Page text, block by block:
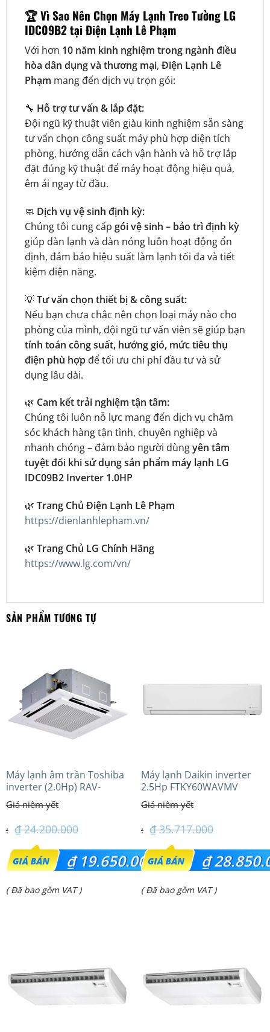
🏆Vì Sao Nên Chọn Máy Lạnh Treo Tường LG
IDC09B2 tại Điện Lạnh Lê Phạm
Với hơn 10 năm kinh nghiệm trong ngành điều
hòa dân dụng và thương mại, Điện Lạnh Lê
Phạm mang đến dịch vụ trọn gói:
🔧 Hỗ trợ tư vấn & lắp đặt:
Đội ngũ kỹ thuật viên giàu kinh nghiệm sẵn sàng
tư vấn chọn công suất máy phù hợp diện tích
phòng, hướng dẫn cách vận hành và hỗ trợ lắp
đặt đúng kỹ thuật để máy hoạt động hiệu quả,
êm ái ngay từ đầu.
🧼 Dịch vụ vệ sinh định kỳ:
Chúng tôi cung cấp gói vệ sinh – bảo trì định kỳ
giúp dàn lạnh và dàn nóng luôn hoạt động ổn
định, đảm bảo hiệu suất làm lạnh tối đa và tiết
kiệm điện năng.
💡Tư vấn chọn thiết bị & công suất:
Nếu bạn chưa chắc nên chọn loại máy nào cho
phòng của mình, đội ngũ tư vấn viên sẽ giúp bạn
tính toán công suất, hướng gió, mức tiêu thụ
điện phù hợpđể tối ưu chi phí đầu tư và sử
dụng lâu dài.
🌿 Cam kết trải nghiệm tận tâm:
Chúng tôi luôn nỗ lực mang đến dịch vụ chăm
sóc khách hàng tận tình, chuyên nghiệp và
nhanh chóng – đảm bảo người dùngyên tâm
tuyệt đối khi sử dụng sản phẩm máy lạnh LG
IDC09B2 Inverter 1.0HP
🌿 Trang Chủ Điện Lạnh Lê Phạm
https://dienlanhlepham.vn/
🌿 Trang Chủ LG Chính Hãng
https://www.lg.com/vn/
SẢN PHẨM TƯƠNG TỰ
Máy lạnh âm trần Toshiba
inverter (2.0Hp) RAV-
GV1801AP-V
₫24.200.000
Giá
gốc
là:
₫19.650.000
Giá
₫ 19.650.000.
( Đã bao gồm VAT )
Máy lạnh Daikin inverter
2.5Hp FTKY60WAVMV
₫35.717.000
Giá
gốc
là:
₫
Giá
₫ 28.850.000.
( Đã bao gồm VAT )